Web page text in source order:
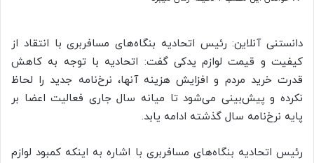
دانستنی آنلاین: رئیس اتحادیه بنگاه‌های مسافربری با انتقاد از
کیفیت و قیمت لوازم یدکی گفت: اتحادیه با توجه به کاهش
قدرت خرید مردم و افزایش هزینه آنها، نرخ‌نامه جدید را لحاظ
نکرده و پیش‌بینی می‌شود تا میانه سال جاری فعالیت اعضا بر
پایه نرخ‌نامه سال گذشته ادامه یابد.
رئیس اتحادیه بنگاه‌های مسافربری با اشاره به اینکه کمبود لوازم